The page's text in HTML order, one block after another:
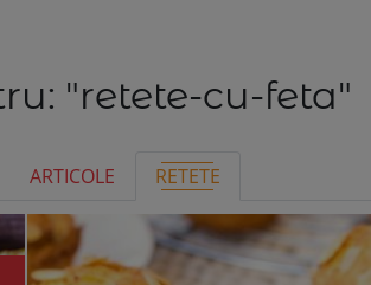
"retete-cu-feta"
ARTICOLE RETETE